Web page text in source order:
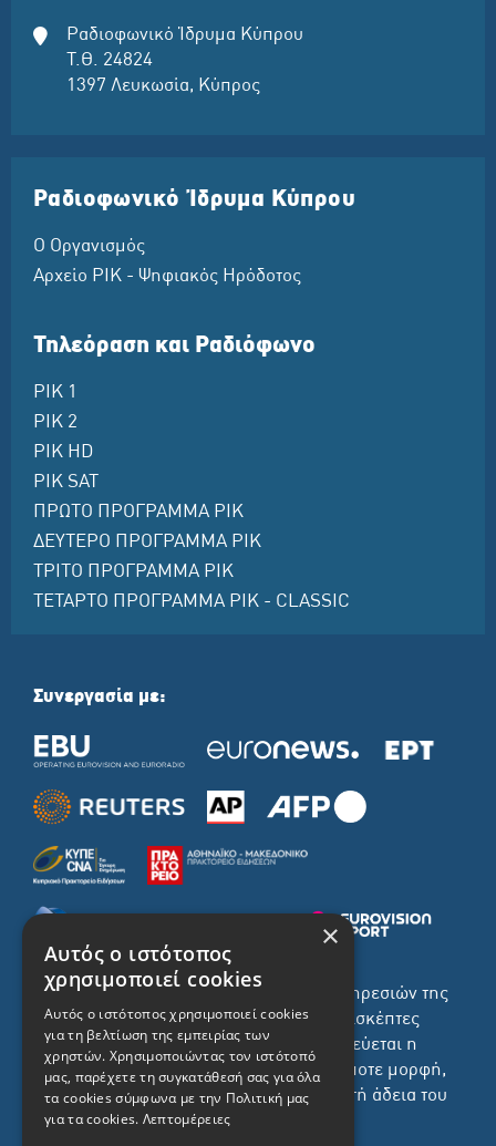
Ραδιοφωνικό Ίδρυμα Κύπρου
Τ.Θ. 24824
1397 Λευκωσία, Κύπρος
Ραδιοφωνικό Ίδρυμα Κύπρου
Ο Οργανισμός
Αρχείο ΡΙΚ - Ψηφιακός Ηρόδοτος
Τηλεόραση και Ραδιόφωνο
ΡΙΚ 1
ΡΙΚ 2
ΡΙΚ HD
ΡΙΚ SAT
ΠΡΩΤΟ ΠΡΟΓΡΑΜΜΑ ΡΙΚ
ΔΕΥΤΕΡΟ ΠΡΟΓΡΑΜΜΑ ΡΙΚ
ΤΡΙΤΟ ΠΡΟΓΡΑΜΜΑ ΡΙΚ
ΤΕΤΑΡΤΟ ΠΡΟΓΡΑΜΜΑ ΡΙΚ - CLASSIC
Συνεργασία με:
Το σύνολο του περιεχομένου και των υπηρεσιών της
ιστοσελίδας του ΡΙΚ διατίθεται στους επισκέπτες
αυστηρά για προσωπική χρήση. Απαγορεύεται η
χρήση ή επανεκπομπή του, σε οποιοδήποτε μορφή,
με ή χωρίς επεξεργασία και χωρίς γραπτή άδεια του
ΡΙΚ.
×
Αυτός ο ιστότοπος
χρησιμοποιεί cookies
Αυτός ο ιστότοπος χρησιμοποιεί cookies
για τη βελτίωση της εμπειρίας των
χρηστών. Χρησιμοποιώντας τον ιστότοπό
μας, παρέχετε τη συγκατάθεσή σας για όλα
τα cookies σύμφωνα με την Πολιτική μας
για τα cookies. Λεπτομέρειες